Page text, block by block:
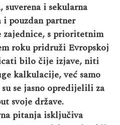
suverena i sekularna
pouzdan partner
zajednice, s prioritetnim
roku pridruži Evropskoj
bilo čije izjave, niti
kalkulacije, već samo
se jasno opredijelili za
svoje države.
pitanja isključiva